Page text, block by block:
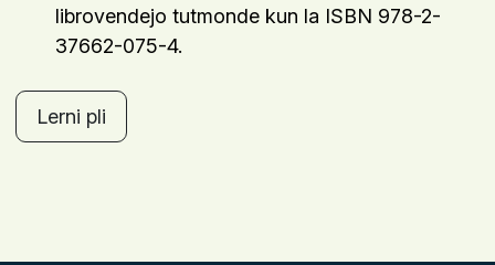
librovendejo tutmonde kun la ISBN 978-2-
37662-075-4.
Lerni pli